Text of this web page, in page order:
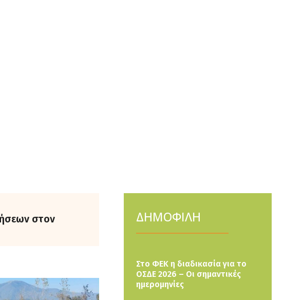
στον
ΔΗΜΟΦΙΛΗ
Στο ΦΕΚ η διαδικασία για το
ΟΣΔΕ 2026 – Οι σημαντικές
ημερομηνίες